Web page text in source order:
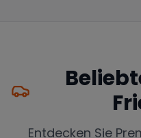
Entdecken Sie